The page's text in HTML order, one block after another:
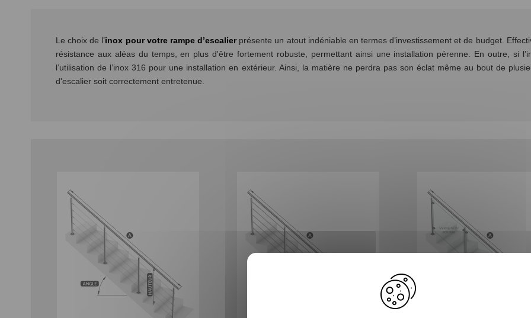
Le choix de l’inox pour votre rampe d’escalierprésente un atout indéniable en termes d’investissement et de budget.
résistance aux aléas du temps, en plus d'être fortement robuste, permettant ainsi une installation pérenne. En outre, si
l’utilisation de l’inox 316 pour une installation en extérieur. Ainsi, la matière ne perdra pas son éclat même au bout de
d'escalier soit correctement entretenue.